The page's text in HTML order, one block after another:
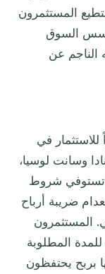
المستثمرون
السوق
الناجم عن
للاستثمار في
وسانت لوسيا،
تستوفي شروط
ضريبة أرباح
المستثمرون
المطلوبة
بربح يحتفظون